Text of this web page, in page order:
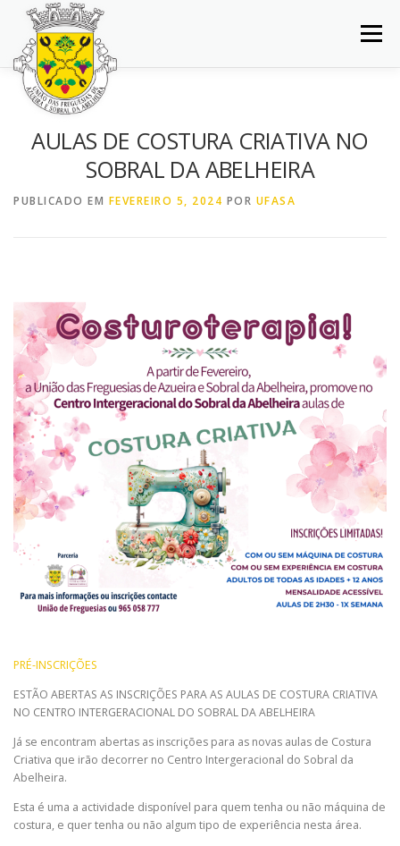
Saltar
conteúdo
Menu
INÍCIO JUNTA DE FREGUESIA
BALCÃO VIRTUAL NOTÍCIAS MAPA
AULAS DE COSTURA CRIATIVA NO
SOBRAL DA ABELHEIRA
PUBLICADO EM FEVEREIRO 5, 2024 POR UFASA
PRÉ-INSCRIÇÕES
ESTÃO ABERTAS AS INSCRIÇÕES PARA AS AULAS DE COSTURA CRIATIVA
NO CENTRO INTERGERACIONAL DO SOBRAL DA ABELHEIRA
Já se encontram abertas as inscrições para as novas aulas de Costura
Criativa que irão decorrer no Centro Intergeracional do Sobral da
Abelheira.
Esta é uma a actividade disponível para quem tenha ou não máquina de
costura, e quer tenha ou não algum tipo de experiência nesta área.